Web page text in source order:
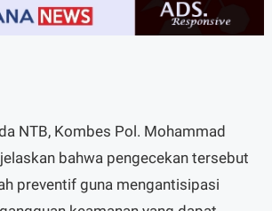
NTB, Kombes Pol. Mohammad
bahwa pengecekan tersebut
preventif guna mengantisipasi